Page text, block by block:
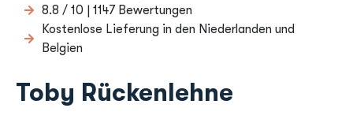
8.8 / 10 | 1147 Bewertungen
Kostenlose Lieferung in den Niederlanden und
Belgien
Toby Rückenlehne